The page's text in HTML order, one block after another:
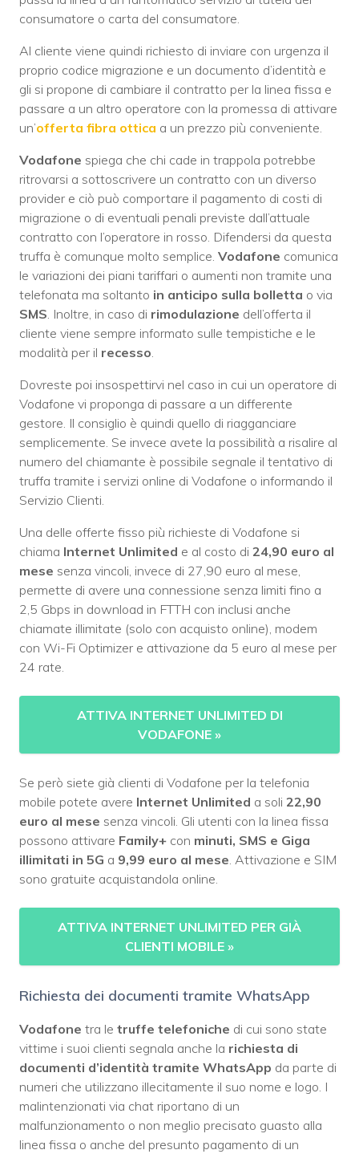
consumatore o carta del consumatore.
Al cliente viene quindi richiesto di inviare con urgenza il
proprio codice migrazione e un documento d’identità e
gli si propone di cambiare il contratto per la linea fissa e
passare a un altro operatore con la promessa di attivare
un’offerta fibra ottica a un prezzo più conveniente.
Vodafone spiega che chi cade in trappola potrebbe
ritrovarsi a sottoscrivere un contratto con un diverso
provider e ciò può comportare il pagamento di costi di
migrazione o di eventuali penali previste dall’attuale
contratto con l’operatore in rosso. Difendersi da questa
truffa è comunque molto semplice. Vodafone comunica
le variazioni dei piani tariffari o aumenti non tramite una
telefonata ma soltanto in anticipo sulla bolletta o via
SMS . Inoltre, in caso di rimodulazione dell’offerta il
cliente viene sempre informato sulle tempistiche e le
modalità per il recesso
Dovreste poi insospettirvi nel caso in cui un operatore di
Vodafone vi proponga di passare a un differente
gestore. Il consiglio è quindi quello di riagganciare
semplicemente. Se invece avete la possibilità a risalire al
numero del chiamante è possibile segnale il tentativo di
truffa tramite i servizi online di Vodafone o informando il
Servizio Clienti.
Una delle offerte fisso più richieste di Vodafone si
chiama Internet Unlimited e al costo di 24,90 euro al
mese senza vincoli, invece di 27,90 euro al mese,
permette di avere una connessione senza limiti fino a
2,5 Gbps in download in FTTH con inclusi anche
chiamate illimitate (solo con acquisto online), modem
con Wi-Fi Optimizer e attivazione da 5 euro al mese per
24 rate.
ATTIVA INTERNET UNLIMITED DI
VODAFONE »
Se però siete già clienti di Vodafone per la telefonia
mobile potete avere Internet Unlimited a soli 22,90
euro al mese senza vincoli. Gli utenti con la linea fissa
possono attivare Family+ con minuti, SMS e Giga
illimitati in 5G a 9,99 euro al mese . Attivazione e SIM
sono gratuite acquistandola online.
ATTIVA INTERNET UNLIMITED PER GIÀ
CLIENTI MOBILE »
Richiesta dei documenti tramite WhatsApp
Vodafone tra le truffe telefoniche di cui sono state
vittime i suoi clienti segnala anche la richiesta di
documenti d’identità tramite WhatsApp da parte di
numeri che utilizzano illecitamente il suo nome e logo. I
malintenzionati via chat riportano di un
malfunzionamento o non meglio precisato guasto alla
linea fissa o anche del presunto pagamento di un